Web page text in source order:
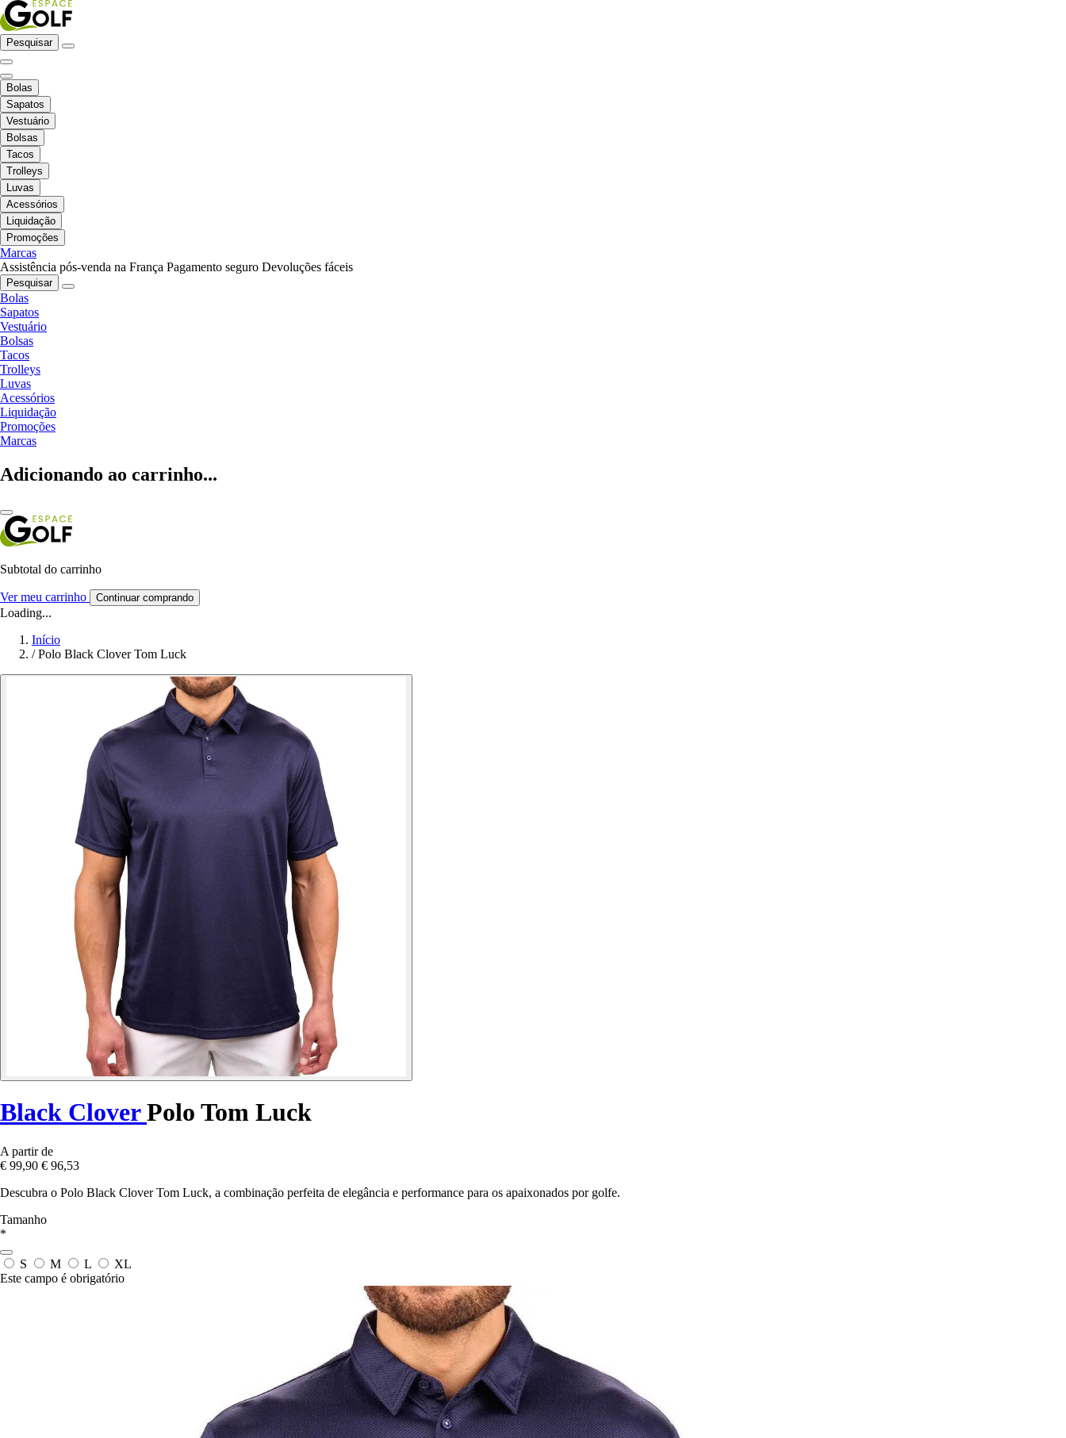
Pesquisar
Bolas
Sapatos
Vestuário
Bolsas
Tacos
Trolleys
Luvas
Acessórios
Liquidação
Promoções
Marcas
Assistência pós-venda na França Pagamento seguro Devoluções fáceis
Pesquisar
Bolas
Sapatos
Vestuário
Bolsas
Tacos
Trolleys
Luvas
Acessórios
Liquidação
Promoções
Marcas
Adicionando ao carrinho...
Subtotal do carrinho
Ver meu carrinho Continuar comprando
Loading...
Início
/ Polo Black Clover Tom Luck
Black CloverPolo Tom Luck
A partir de
€ 99,90 € 96,53
Descubra o Polo Black Clover Tom Luck, a combinação perfeita de elegância e performance para os apaixonados por golfe.
Tamanho
*
S M L
XL
Este campo é obrigatório